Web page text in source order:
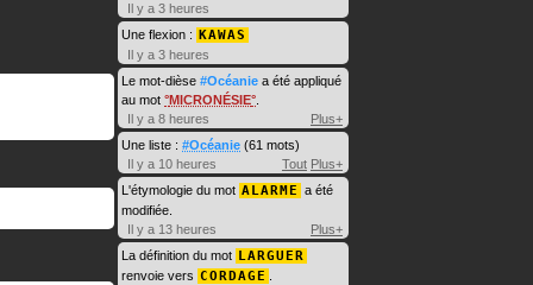
Il y a 3 heures
Une flexion : KAWAS
Il y a 3 heures
Le mot-dièse #Océanie a été appliqué
au mot MICRONÉSIE
Il y a 8 heures
Plus+
Une liste : #Océanie (61 mots)
Il y a 10 heures
Tout Plus+
L'étymologie du mot ALARME a été
modifiée.
Il y a 13 heures
Plus+
La définition du mot LARGUER
renvoie vers CORDAGE